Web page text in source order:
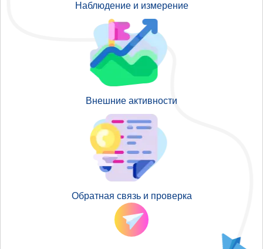
Наблюдение и измерение
Внешние активности
Обратная связь и проверка